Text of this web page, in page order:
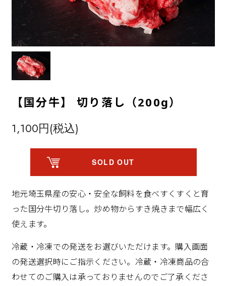
【国分牛】 切り落し（200g）
1,100円(税込)
SOLD OUT
地元埼玉県産の安心・安全な飼料を食べすくすくと育
った国分牛切り落し。炒め物からすき焼きまで幅広く
使えます。
冷蔵・冷凍での発送をお選びいただけます。購入画面
の発送選択時にご指示ください。冷蔵・冷凍商品の合
わせてのご購入は承っておりませんのでご了承くださ